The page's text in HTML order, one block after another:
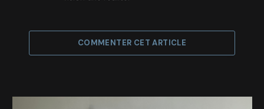
COMMENTER CET ARTICLE